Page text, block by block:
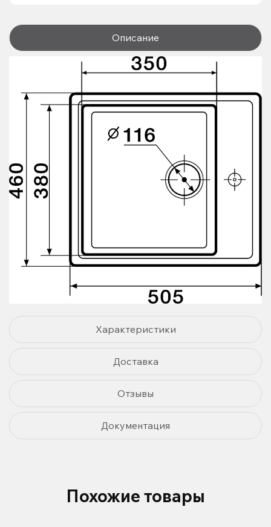
Описание
Характеристики
Доставка
Отзывы
Документация
Похожие товары